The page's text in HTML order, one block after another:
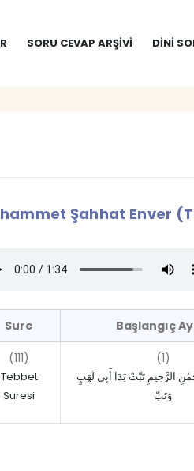
SORU CEVAP ARŞIVI DINI
Şahhat Enver
Sure Başlangıç
(111)
Tebbet
Suresi
(1)
الرَّحِيمِ تَبَّتْ يَدَا أَبِي لَهَبٍ
وَتَبَّ